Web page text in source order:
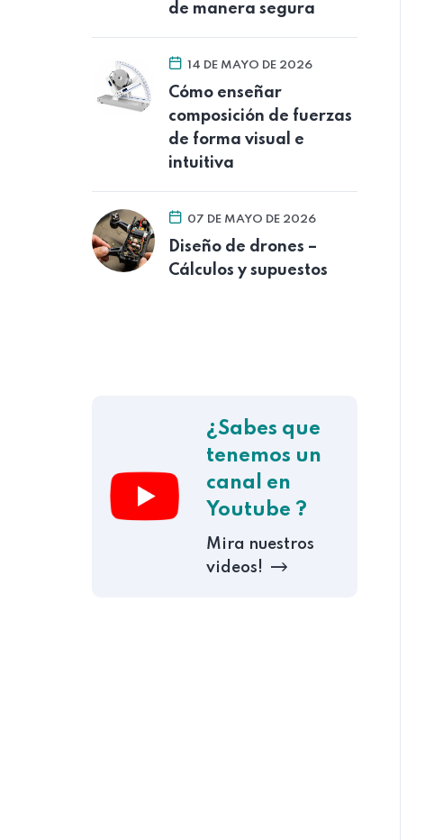
de manera segura
14 DE MAYO DE 2026
Cómo enseñar
composición de fuerzas
de forma visual e
intuitiva
07 DE MAYO DE 2026
Diseño de drones –
Cálculos y supuestos
¿Sabes que
tenemos un
canal en
Youtube ?
Mira nuestros
videos!